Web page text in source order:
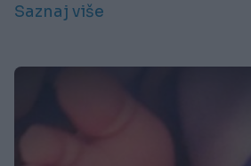
Saznaj više